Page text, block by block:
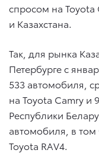
спросом на Toyota
и Казахстана.
Так, для рынка
Петербурге с
533 автомобиля,
на Toyota Camry и
Республики
автомобиля, в том
Toyota RAV4.